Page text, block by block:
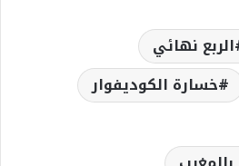
الربع نهائي
خسارة الكوديفوار